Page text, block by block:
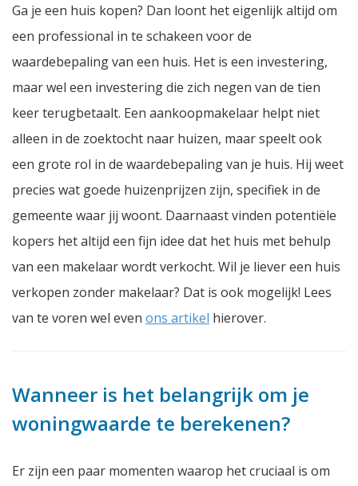
Ga je een huis kopen? Dan loont het eigenlijk altijd om
een professional in te schakeen voor de
waardebepaling van een huis. Het is een investering,
maar wel een investering die zich negen van de tien
keer terugbetaalt. Een aankoopmakelaar helpt niet
alleen in de zoektocht naar huizen, maar speelt ook
een grote rol in de waardebepaling van je huis. Hij weet
precies wat goede huizenprijzen zijn, specifiek in de
gemeente waar jij woont. Daarnaast vinden potentiële
kopers het altijd een fijn idee dat het huis met behulp
van een makelaar wordt verkocht. Wil je liever een huis
verkopen zonder makelaar? Dat is ook mogelijk! Lees
van te voren wel even ons artikel hierover.
Wanneer is het belangrijk om je
woningwaarde te berekenen?
Er zijn een paar momenten waarop het cruciaal is om